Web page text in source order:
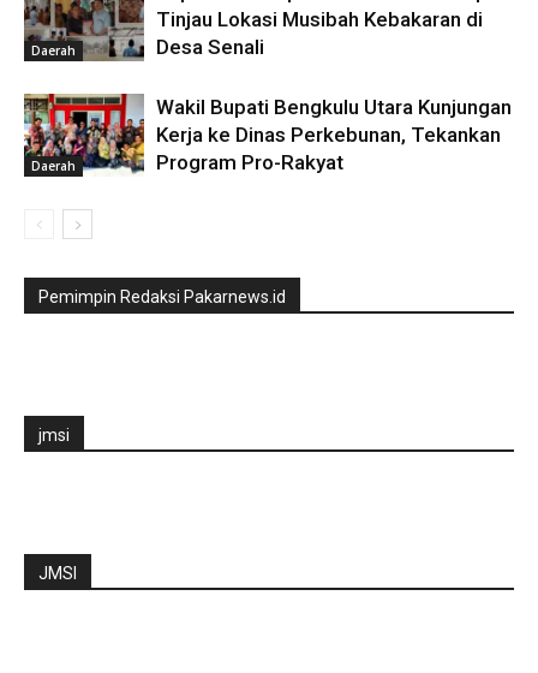
Daerah
Tinjau Lokasi Musibah Kebakaran di
Desa Senali
Daerah
Wakil Bupati Bengkulu Utara Kunjungan
Kerja ke Dinas Perkebunan, Tekankan
Program Pro-Rakyat
Pemimpin Redaksi Pakarnews.id
jmsi
JMSI